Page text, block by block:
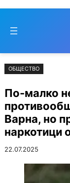
съдържанието
to
ОБЩЕСТВО
По-малко
Варна, но
наркотици
22.07.2025